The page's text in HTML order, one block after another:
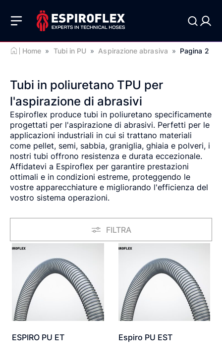
Home » Tubi in PU » Aspirazione abrasiva » Pagina 2
Tubi in poliuretano TPU per
l'aspirazione di abrasivi
Espiroflex produce tubi in poliuretano specificamente
progettati per l'aspirazione di abrasivi. Perfetti per le
applicazioni industriali in cui si trattano materiali
come pellet, semi, sabbia, graniglia, ghiaia e polveri, i
nostri tubi offrono resistenza e durata eccezionale.
Affidatevi a Espiroflex per garantire prestazioni
ottimali e in condizioni estreme, proteggendo le
vostre apparecchiature e migliorando l'efficienza del
vostro sistema operazioni.
FILTRA
ESPIRO PU ET Espiro PU EST